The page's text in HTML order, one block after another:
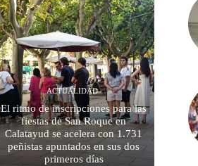
ACTUALIDAD
El ritmo de inscripciones para las
fiestas de San Roque en
Calatayud se acelera con 1.731
peñistas apuntados en sus dos
primeros días